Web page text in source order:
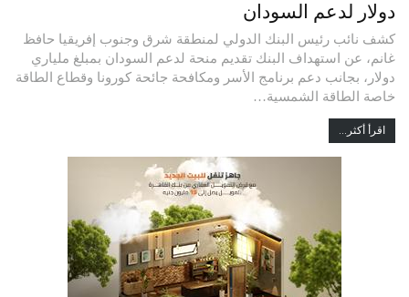
دولار لدعم السودان
كشف نائب رئيس البنك الدولي لمنطقة شرق وجنوب إفريقيا حافظ
غانم، عن استهداف البنك تقديم منحة لدعم السودان بمبلغ ملياري
دولار، بجانب دعم برنامج الأسر ومكافحة جائحة كورونا وقطاع الطاقة
خاصة الطاقة الشمسية…
اقرأ أكثر...